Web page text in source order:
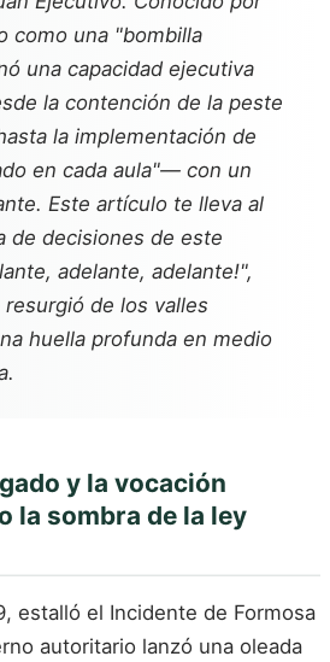
como una "bombilla
una capacidad ejecutiva
la contención de la peste
la implementación de
en cada aula"— con un
Este artículo te lleva al
de decisiones de este
adelante, adelante!",
de los valles
huella profunda en medio
y la vocación
la sombra de la ley
estalló el Incidente de Formosa
autoritario lanzó una oleada